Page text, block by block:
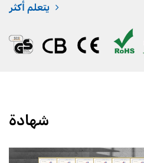
يتعلم أكثر
شهادة